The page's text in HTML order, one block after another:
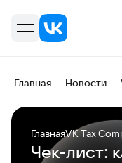
Главная Новости
ГлавнаяVK Tax
Чек-лист: